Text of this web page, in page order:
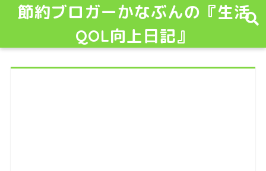
節約ブロガーかなぶんの『生活
QOL向上日記』